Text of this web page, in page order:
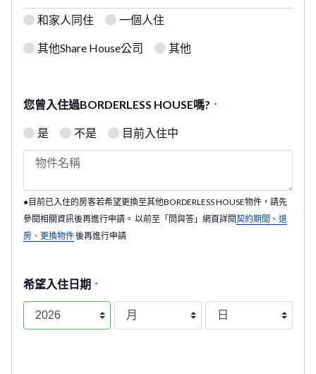
和家人同住 一個人住
其他Share House公司 其他
您曾入住過BORDERLESS HOUSE嗎? *
是 不是 目前入住中
●目前已入住的房客若希望更換至其他BORDERLESS HOUSE物件，請先
參閱相關資訊後再進行申請。 以前至「問與答」網頁詳閱契約期間、退
房、更換物件後再進行申請
希望入住日期 *